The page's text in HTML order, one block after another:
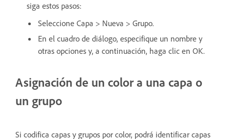
siga estos pasos:
Seleccione Capa > Nueva > Grupo.
En el cuadro de diálogo, especifique un nombre y
otras opciones y, a continuación, haga clic en OK.
Asignación de un color a una capa o
un grupo
Si codifica capas y grupos por color, podrá identificar capas